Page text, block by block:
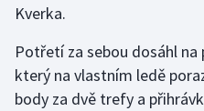
Stolní tenis
Triatlon
Veslování
Kverka.
Potřetí za sebou dosáhl
který na vlastním ledě
body za dvě trefy a